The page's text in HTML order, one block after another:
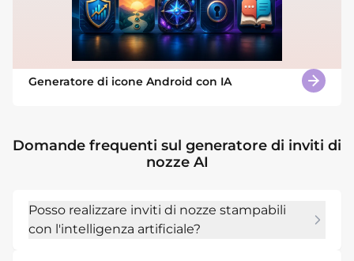
Generatore di icone Android con IA
Domande frequenti sul generatore di inviti di
nozze AI
Posso realizzare inviti di nozze stampabili
con l'intelligenza artificiale?